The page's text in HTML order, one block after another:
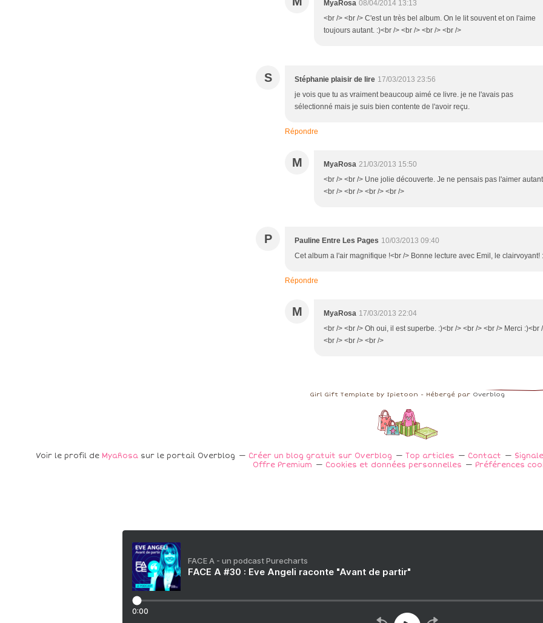
MyaRosa 08/04/2014 13:13
<br /> <br /> C'est un très bel album. On le lit souvent et on l'aime
toujours autant. :)<br /> <br /> <br /> <br />
S Stéphanie plaisir de lire 17/03/2013 23:56
je vois que tu as vraiment beaucoup aimé ce livre. je ne l'avais pas
sélectionné mais je suis bien contente de l'avoir reçu.
Répondre
M MyaRosa 21/03/2013 15:50
<br /> <br /> Une jolie découverte. Je ne pensais pas l'aimer
<br /> <br /> <br /> <br />
P Pauline Entre Les Pages 10/03/2013 09:40
Cet album a l'air magnifique !<br /> Bonne lecture avec Emil, le clairvoyant!
Répondre
M MyaRosa 17/03/2013 22:04
<br /> <br /> Oh oui, il est superbe. :)<br /> <br /> <br /> Merci :)<br
<br /> <br /> <br />
Girl Gift Template by Ipietoon - Hébergé par Overblog
Voir le profil de MyaRosasur le portail Overblog Créer un blog gratuit sur Overblog Top articles Contact
Offre Premium
Cookies et données personnelles Préférences
FACE A - un podcast Purecharts
FACE A #30 : Eve Angeli raconte "Avant de partir"
0:00